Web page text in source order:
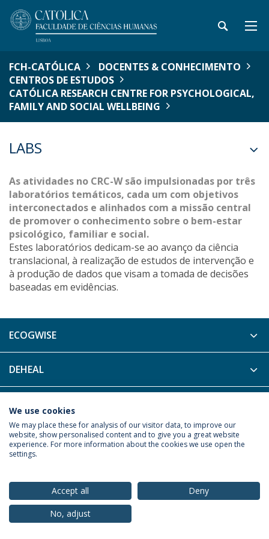
FCH-CATÓLICA
DOCENTES & CONHECIMENTO
CENTROS DE ESTUDOS
CATÓLICA RESEARCH CENTRE FOR PSYCHOLOGICAL,
FAMILY AND SOCIAL WELLBEING
LABS
As atividades no CRC-W são impulsionadas por três
laboratórios temáticos, cada um com objetivos
interconectados e alinhados com a missão central
de promover o conhecimento sobre o bem-estar
psicológico, familiar e social.
Estes laboratórios dedicam-se ao avanço da ciência
translacional, à realização de estudos de intervenção e
à produção de dados que visam a tomada de decisões
baseadas em evidências.
ECOGWISE
DEHEAL
Política de Privacidade
Termos & Condições
© 2026 Universidade Católica Portuguesa
We use cookies
We may place these for analysis of our visitor data, to improve our
website, show personalised content and to give you a great website
experience. For more information about the cookies we use open the
settings.
Accept all
Deny
No, adjust